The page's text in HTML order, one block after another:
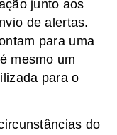
junto aos
de alertas.
para uma
mesmo um
para o
do